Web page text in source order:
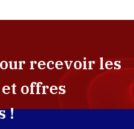
recevoir les
offres
!